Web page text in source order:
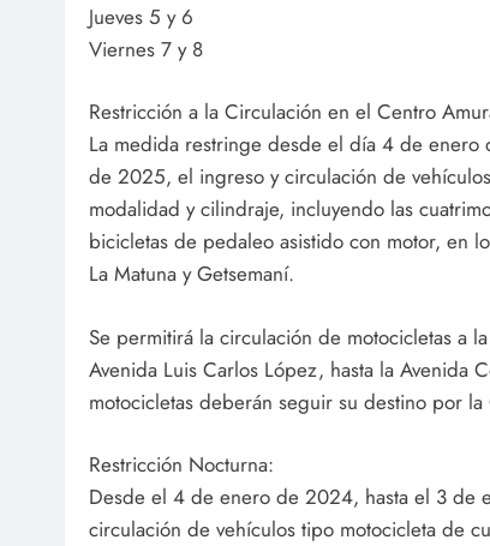
Jueves 5 y 6
Viernes 7 y 8
Restricción a la Circulación en el Centro
La medida restringe desde el día 4 de
de 2025, el ingreso y circulación de
modalidad y cilindraje, incluyendo las
bicicletas de pedaleo asistido con motor, en
La Matuna y Getsemaní.
Se permitirá la circulación de motocicletas a
Avenida Luis Carlos López, hasta la Avenida
motocicletas deberán seguir su destino por
Restricción Nocturna:
Desde el 4 de enero de 2024, hasta el 3 de
circulación de vehículos tipo motocicleta de